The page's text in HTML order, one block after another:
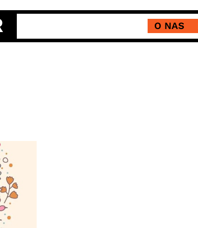
O NAS